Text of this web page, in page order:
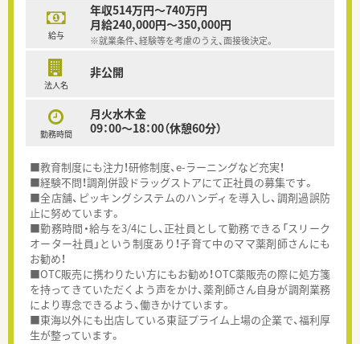
給与
年収514万円～740万円
月給240,000円～350,000円
※就業条件、経験等を考慮のうえ、面接後決定。
法人名
非公開
勤務時間
月火水木金
09：00～18：00（休憩60分）
■教育制度にも注力！研修制度、e-ラーニングなど充実！
■経験不問！調剤併設ドラッグストアにて正社員の募集です。
■全店舗、ピッキングシステムのハンディを導入し、調剤過誤防
止に努めています。
■勤務時間・給与を3/4にし、正社員として勤務できる「スリーク
オーター社員」という制度あり！子育て中のママ薬剤師さんにも
お勧め！
■OTC販売に携わりたい方にもお勧め！OTC薬販売の際に処方箋
を持ってきていただくよう声をかけ、薬剤師さん自身が調剤業務
により専念できるよう、働きかけています。
■東海以外にも出店している東証プライム上場の企業で、福利厚
生が整っています。